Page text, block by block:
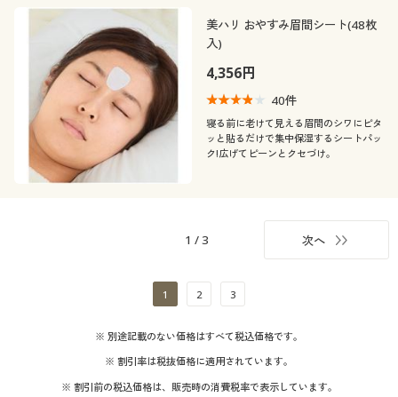
美ハリ おやすみ眉間シート(48枚
入)
4,356円
40件
寝る前に老けて見える眉間のシワにピタ
ッと貼るだけで集中保湿するシートパッ
ク!広げてピーンとクセづけ。
1 /3 次へ
1 2 3
※ 別途記載のない価格はすべて税込価格です。
※ 割引率は税抜価格に適用されています。
※ 割引前の税込価格は、販売時の消費税率で表示しています。